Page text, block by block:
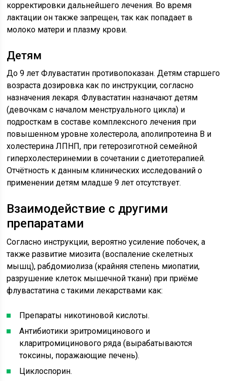
корректировки дальнейшего лечения. Во время
лактации он также запрещен, так как попадает в
молоко матери и плазму крови.
Детям
До 9 лет Флувастатин противопоказан. Детям старшего
возраста дозировка как по инструкции, согласно
назначения лекаря. Флувастатин назначают детям
(девочкам с началом менструального цикла) и
подросткам в составе комплексного лечения при
повышенном уровне холестерола, аполипротеина В и
холестерина ЛПНП, при гетерозиготной семейной
гиперхолестеринемии в сочетании с диетотерапией.
Отчётность к данным клинических исследований о
применении детям младше 9 лет отсутствует.
Взаимодействие с другими
препаратами
Согласно инструкции, вероятно усиление побочек, а
также развитие миозита (воспаление скелетных
мышц), рабдомиолиза (крайняя степень миопатии,
разрушение клеток мышечной ткани) при приёме
флувастатина с такими лекарствами как:
Препараты никотиновой кислоты.
Антибиотики эритромицинового и
кларитромицинового ряда (вырабатываются
токсины, поражающие печень).
Циклоспорин.